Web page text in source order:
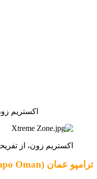
اکستریم
اکستریم زون، از
ترامپو عمان (Trampo Oman)